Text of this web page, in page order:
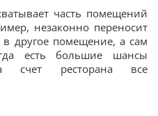
часть помещений
незаконно переносит
в другое помещение, а сам
есть большие шансы
ресторана все